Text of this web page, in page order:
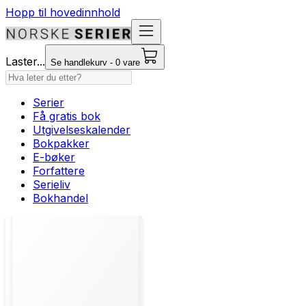
Hopp til hovedinnhold
Laster... Se handlekurv - 0 vare
Serier
Få gratis bok
Utgivelseskalender
Bokpakker
E-bøker
Forfattere
Serieliv
Bokhandel